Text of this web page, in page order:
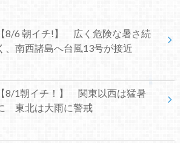
【8/6 朝イチ!】 広く危険な暑さ続
、南西諸島へ台風13号が接近
【8/1朝イチ！】 関東以西は猛暑
東北は大雨に警戒